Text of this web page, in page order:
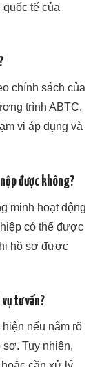
tế của
chính sách của
trình ABTC.
vi áp dụng và
được không?
minh hoạt động
có thể được
hồ sơ được
tư vấn?
nếu nắm rõ
Tuy nhiên,